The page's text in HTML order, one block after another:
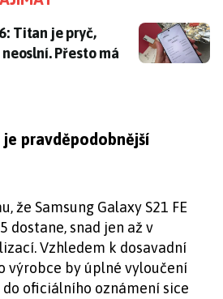
Titan je pryč, Exynos zpět a
Titan je pryč,
Přesto má
pravděpodobnější
že Samsung Galaxy S21 FE
dostane, snad jen až v
Vzhledem k dosavadní
výrobce by úplné vyloučení
oficiálního oznámení sice